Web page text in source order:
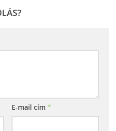
E-mail cím *